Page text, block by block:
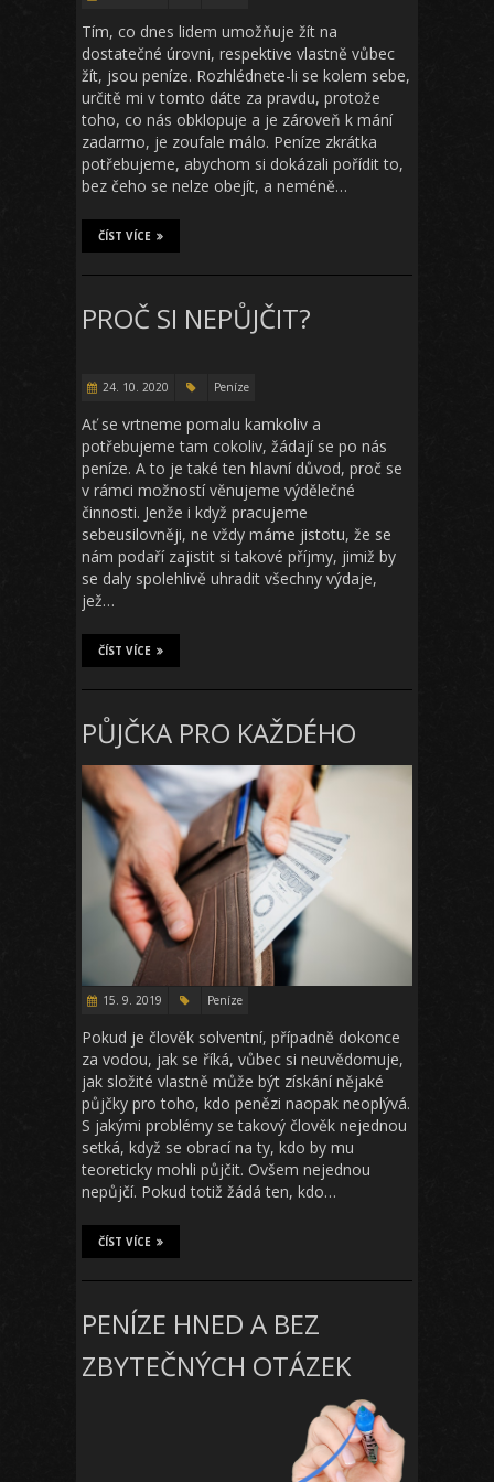
Tím, co dnes lidem umožňuje žít na
dostatečné úrovni, respektive vlastně vůbec
žít, jsou peníze. Rozhlédnete-li se kolem sebe,
určitě mi v tomto dáte za pravdu, protože
toho, co nás obklopuje a je zároveň k mání
zadarmo, je zoufale málo. Peníze zkrátka
potřebujeme, abychom si dokázali pořídit to,
bez čeho se nelze obejít, a neméně…
ČÍST VÍCE
PROČ SI NEPŮJČIT?
24. 10. 2020 Peníze
Ať se vrtneme pomalu kamkoliv a
potřebujeme tam cokoliv, žádají se po nás
peníze. A to je také ten hlavní důvod, proč se
v rámci možností věnujeme výdělečné
činnosti. Jenže i když pracujeme
sebeusilovněji, ne vždy máme jistotu, že se
nám podaří zajistit si takové příjmy, jimiž by
se daly spolehlivě uhradit všechny výdaje,
jež…
ČÍST VÍCE
PŮJČKA PRO KAŽDÉHO
15. 9. 2019 Peníze
Pokud je člověk solventní, případně dokonce
za vodou, jak se říká, vůbec si neuvědomuje,
jak složité vlastně může být získání nějaké
půjčky pro toho, kdo penězi naopak neoplývá.
S jakými problémy se takový člověk nejednou
setká, když se obrací na ty, kdo by mu
teoreticky mohli půjčit. Ovšem nejednou
nepůjčí. Pokud totiž žádá ten, kdo…
ČÍST VÍCE
PENÍZE HNED A BEZ
ZBYTEČNÝCH OTÁZEK